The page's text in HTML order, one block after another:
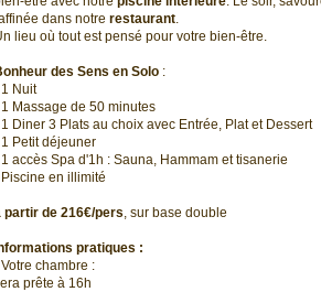
dans notre restaurant.
lieu où tout est pensé pour votre bien-être.
des Sens en Solo :
1 Nuit
1 Massage de 50 minutes
1 Diner 3 Plats au choix avec Entrée, Plat et Dessert
1 Petit déjeuner
1 accès Spa d'1h : Sauna, Hammam et tisanerie
Piscine en illimité
partir de 216€/pers, sur base double
pratiques :
Votre chambre :
prête à 16h